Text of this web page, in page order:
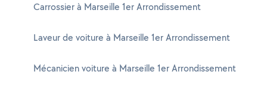
Carrossier à Marseille 1er Arrondissement
Laveur de voiture à Marseille 1er Arrondissement
Mécanicien voiture à Marseille 1er Arrondissement